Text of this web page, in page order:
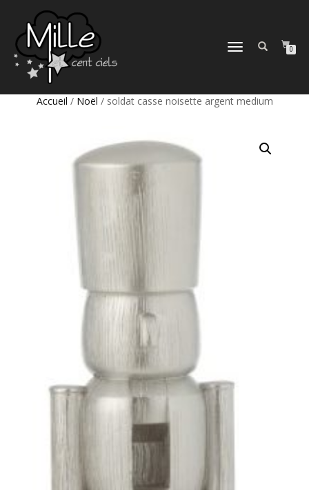
DÉPLIER
0
Accueil / Noël / soldat casse noisette argent medium